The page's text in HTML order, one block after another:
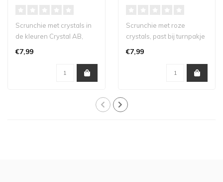
Scrunchie met crystals in
de kleuren Crystal AB,
€7,99
Scrunchie met roze
crystals, past bij turnpakje
€7,99